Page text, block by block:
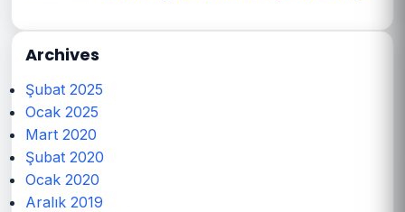
Archives
Şubat 2025
Ocak 2025
Mart 2020
Şubat 2020
Ocak 2020
Aralık 2019